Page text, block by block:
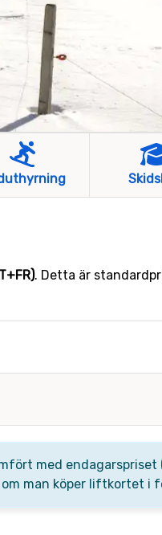
. Detta är
med
man köper liftkortet i